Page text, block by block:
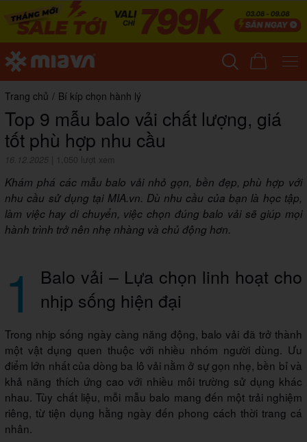
Trang chủ / Bí kíp chọn hành lý
Top 9 mẫu balo vải chất lượng, giá
tốt phù hợp nhu cầu
16.12.2025 1,050 lượt xem
Khám phá các mẫu balo vải nhỏ gọn, bền đẹp, phù hợp với
nhu cầu sử dụng tại MIA.vn. Dù nhu cầu của bạn là học tập,
làm việc hay di chuyển, việc chọn đúng balo vải sẽ giúp mọi
hành trình trở nên nhẹ nhàng và chủ động hơn.
1
Balo vải – Lựa chọn linh hoạt cho
nhịp sống hiện đại
Trong nhịp sống ngày càng năng động, balo vải đã trở thành
một vật dụng quen thuộc với nhiều nhóm người dùng. Ưu
điểm lớn nhất của dòng ba lô vải nằm ở sự gọn nhẹ, bền bỉ và
khả năng thích ứng cao với nhiều môi trường sử dụng khác
nhau. Tùy chất liệu, mỗi mẫu balo mang đến một trải nghiệm
riêng, từ tiện dụng hằng ngày đến phong cách thời trang cá
nhân.